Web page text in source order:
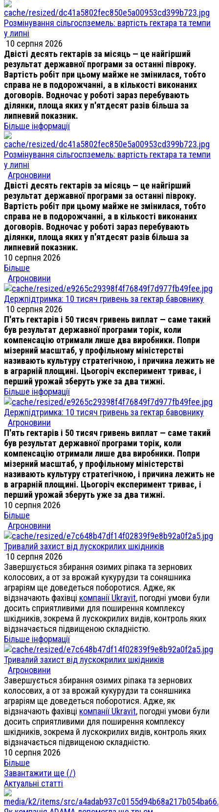
Розмінування сільгоспземель: вартість гектара та темпи
у липні
10 серпня 2026
Двісті десять гектарів за місяць — це найгірший
результат державної програми за останні півроку.
Вартість робіт при цьому майже не змінилася, тобто
справа не в подорожчанні, а в кількості виконаних
договорів. Водночас у роботі зараз перебувають
ділянки, площа яких у п'ятдесят разів більша за
липневий показник.
Більше інформації
Розмінування сільгоспземель: вартість гектара та темпи
у липні
Агроновини
Двісті десять гектарів за місяць — це найгірший
результат державної програми за останні півроку.
Вартість робіт при цьому майже не змінилася, тобто
справа не в подорожчанні, а в кількості виконаних
договорів. Водночас у роботі зараз перебувають
ділянки, площа яких у п'ятдесят разів більша за
липневий показник.
10 серпня 2026
Більше
Агроновини
Держпідтримка: 10 тисяч гривень за гектар бавовнику
10 серпня 2026
П'ять гектарів і 50 тисяч гривень виплат — саме такий
був результат державної програми торік, коли
компенсацію отримали лише два виробники. Попри
мізерний масштаб, у профільному міністерстві
називають культуру стратегічною, і причина лежить не
в аграрній площині. Цьогоріч експеримент триває, і
перший урожай зберуть уже за два тижні.
Більше інформації
Держпідтримка: 10 тисяч гривень за гектар бавовнику
Агроновини
П'ять гектарів і 50 тисяч гривень виплат — саме такий
був результат державної програми торік, коли
компенсацію отримали лише два виробники. Попри
мізерний масштаб, у профільному міністерстві
називають культуру стратегічною, і причина лежить не
в аграрній площині. Цьогоріч експеримент триває, і
перший урожай зберуть уже за два тижні.
10 серпня 2026
Більше
Агроновини
Тривалий захист від лускокрилих шкідників
10 серпня 2026
Завершується збирання озимих ріпака та зернових
колосових, а от за врожай кукурудзи та соняшника
аграріям ще доведеться поборотися. Адже, як
відзначають фахівці компанії Ukravit, погодні умови були
досить сприятливими для поширення комплексу
шкідників, зокрема й лускокрилих видів, контроль яких
відзначається підвищеною складністю.
Більше інформації
Тривалий захист від лускокрилих шкідників
Агроновини
Завершується збирання озимих ріпака та зернових
колосових, а от за врожай кукурудзи та соняшника
аграріям ще доведеться поборотися. Адже, як
відзначають фахівці компанії Ukravit, погодні умови були
досить сприятливими для поширення комплексу
шкідників, зокрема й лускокрилих видів, контроль яких
відзначається підвищеною складністю.
10 серпня 2026
Більше
Завантажити ще (/)
Актуальні статті